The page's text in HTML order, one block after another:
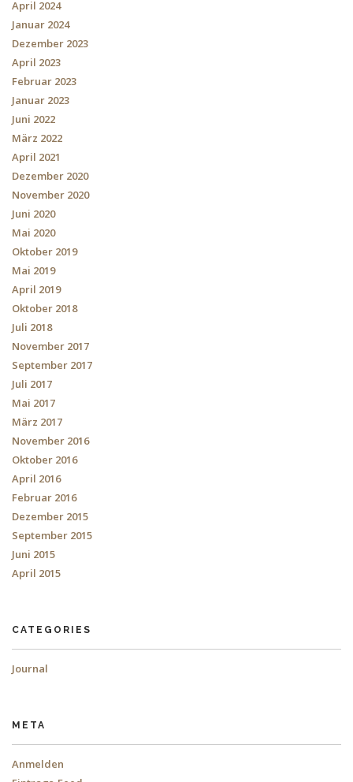
April 2024
Januar 2024
Dezember 2023
April 2023
Februar 2023
Januar 2023
Juni 2022
März 2022
April 2021
Dezember 2020
November 2020
Juni 2020
Mai 2020
Oktober 2019
Mai 2019
April 2019
Oktober 2018
Juli 2018
November 2017
September 2017
Juli 2017
Mai 2017
März 2017
November 2016
Oktober 2016
April 2016
Februar 2016
Dezember 2015
September 2015
Juni 2015
April 2015
CATEGORIES
Journal
META
Anmelden